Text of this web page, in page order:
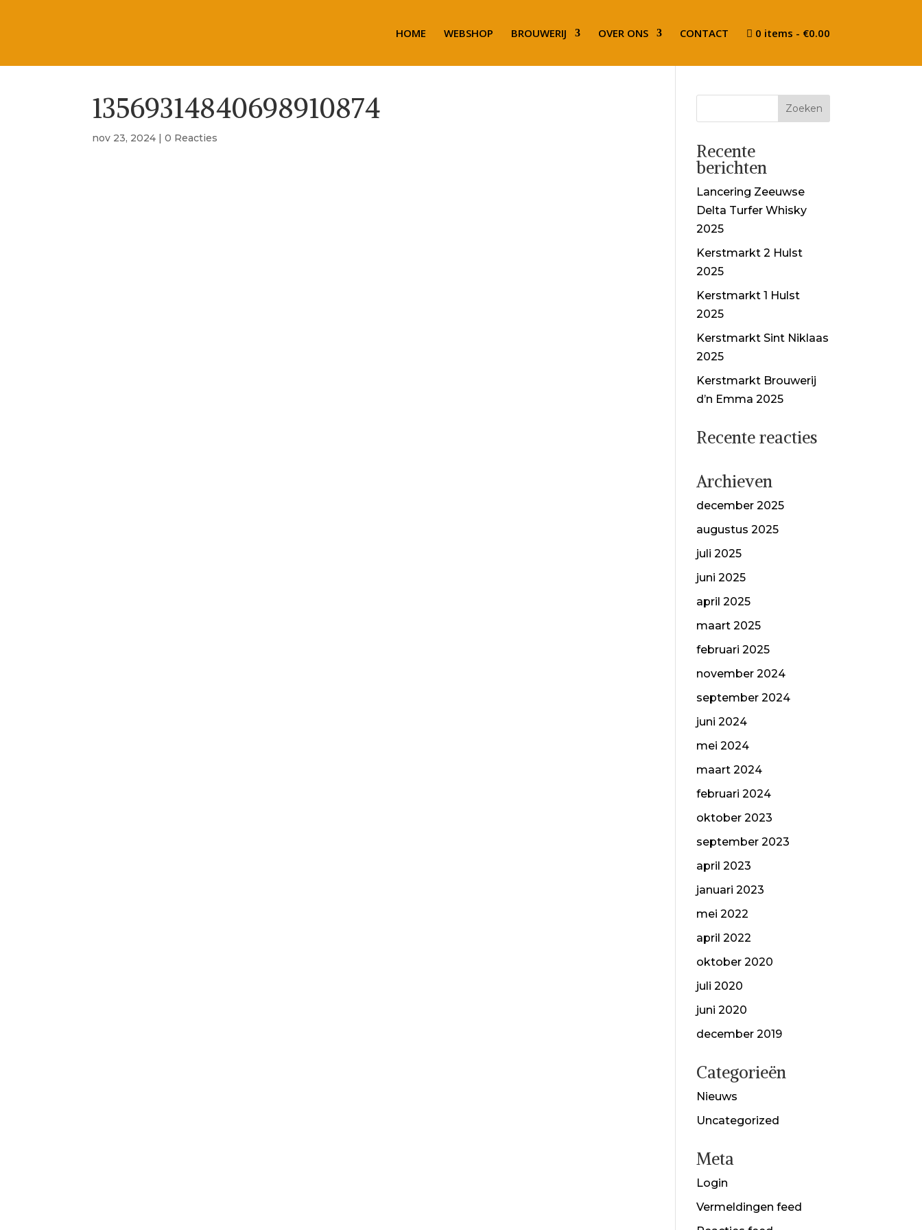
HOME WEBSHOP BROUWERIJ OVER ONS CONTACT 0 items €0.00
13569314840698910874
nov 23, 2024 |0 Reacties
Recente
berichten
Lancering Zeeuwse
Delta Turfer Whisky
2025
Kerstmarkt 2 Hulst
2025
Kerstmarkt 1 Hulst
2025
Kerstmarkt Sint Niklaas
2025
Kerstmarkt Brouwerij
d’n Emma 2025
Recente reacties
Archieven
december 2025
augustus 2025
juli 2025
juni 2025
april 2025
maart 2025
februari 2025
november 2024
september 2024
juni 2024
mei 2024
maart 2024
februari 2024
oktober 2023
september 2023
april 2023
januari 2023
mei 2022
april 2022
oktober 2020
juli 2020
juni 2020
december 2019
Categorieën
Nieuws
Uncategorized
Meta
Login
Vermeldingen feed